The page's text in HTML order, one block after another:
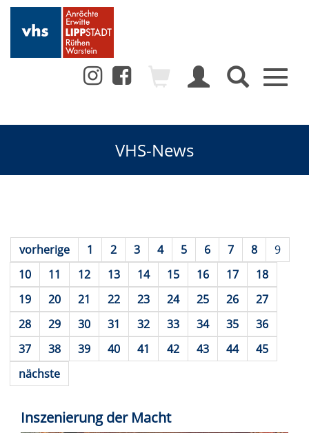
Toggle
VHS-News
vorherige 1 2 3 4 5 6 7 8
9
10
11 12 13 14 15 16 17
18
19
20 21 22 23 24 25 26
27
28
29 30 31 32 33 34 35
36
37
38 39 40 41 42 43 44
45
nächste
Inszenierung der Macht